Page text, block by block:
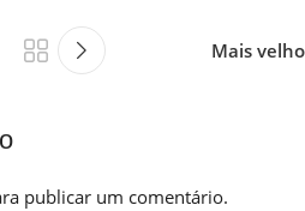
Mais velho
publicar um comentário.